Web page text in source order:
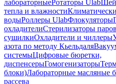
лабораторныеРотаторы Ulab
тепла и влажности
водыРоллеры UlabФлокуляторы
охладителиСтерилизаторы
сушилкиОхладители и чиллеры
азота по методу Кьельдаля
системыЦифровые бюретки,
диспенсерыГомогенизаторы
блоки)Лабораторные масляные
рассева